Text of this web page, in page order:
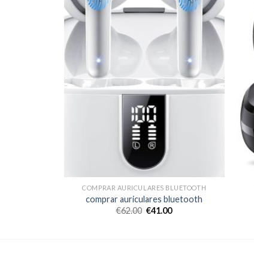
COMPRAR AURICULARES BLUETOOTH
comprar auriculares bluetooth
€62.00 €41.00